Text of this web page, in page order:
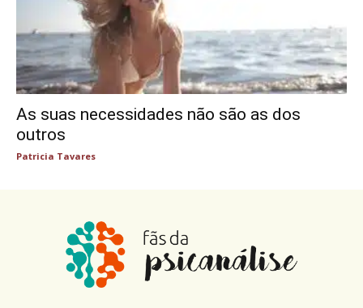
As suas necessidades não são as dos
outros
Patricia Tavares